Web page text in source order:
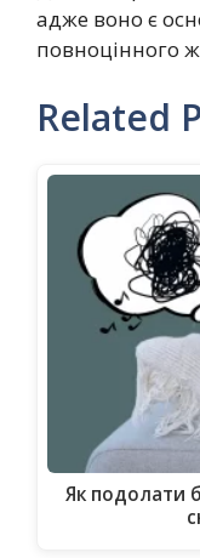
адже воно є
повноцінного
Related
Як подолати